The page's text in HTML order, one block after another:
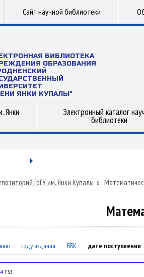
Сайт научной библиотеки
БИБЛИОТЕКА
ОБРАЗОВАНИЯ
ЯНКИ КУПАЛЫ"
Янки Электронный каталог
библиотеки
ГрГУ им. Янки Купалы »
году издания ББК дате поступления
Т33